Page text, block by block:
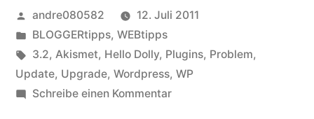
Veröffentlicht
von
andre080582
12. Juli 2011
Veröffentlicht
unter
BLOGGERtipps, WEBtipps
Schlagwörter:
3.2, Akismet, Hello Dolly, Plugins, Problem,
Update, Upgrade, Wordpress, WP
Schreibe einen Kommentarzu